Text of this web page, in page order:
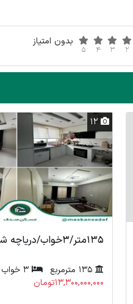
2
3
4
5
بدون امتیاز
12
135متر/3خواب/دریاچه شهدای خلیج فارس
135 مترمربع
3 خواب
13,300,000,000تومان